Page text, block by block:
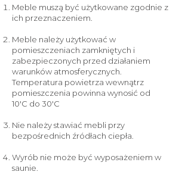
Meble muszą być użytkowane zgodnie z
ich przeznaczeniem.
Meble należy użytkować w
pomieszczeniach zamkniętych i
zabezpieczonych przed działaniem
warunków atmosferycznych.
Temperatura powietrza wewnątrz
pomieszczenia powinna wynosić od
10'C do 30'C
Nie należy stawiać mebli przy
bezpośrednich źródłach ciepła.
Wyrób nie może być wyposażeniem w
saunie.